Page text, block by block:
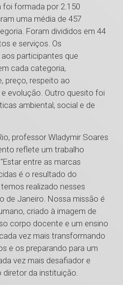
formada por 2.150
uma média de 457
Foram divididos em 44
e serviços. Os
participantes que
cada categoria,
preço, respeito ao
evolução. Outro quesito foi
ambiental, social e de
professor Wladymir Soares
reflete um trabalho
entre as marcas
é o resultado do
realizado nesses
de Janeiro. Nossa missão é
criado à imagem de
corpo docente e um ensino
vez mais transformando
e os preparando para um
vez mais desafiador e
da instituição.